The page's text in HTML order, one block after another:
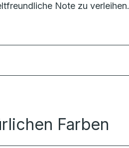
Note zu verleihen.
Farben